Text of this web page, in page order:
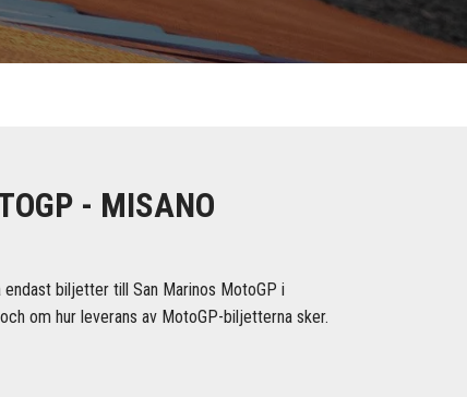
- MISANO
biljetter till San Marinos MotoGP i
om hur leverans av MotoGP-biljetterna sker.